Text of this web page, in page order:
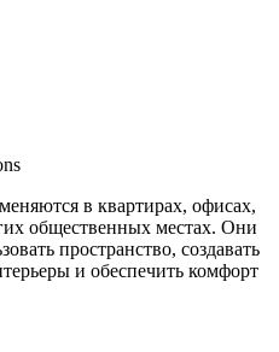
в квартирах, офисах,
общественных местах. Они
пространство, создавать
и обеспечить комфорт